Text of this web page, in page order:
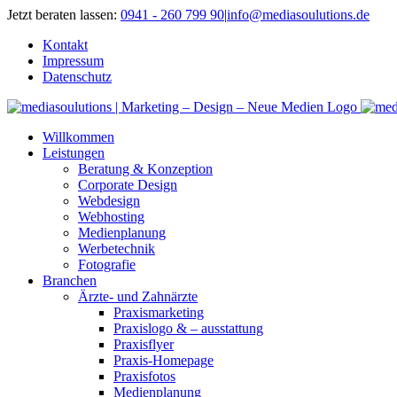
Zum
springen
Jetzt beraten lassen: 0941 - 260 799 90|info@mediasoulutions.de
Kontakt
Impressum
Datenschutz
Willkommen
Leistungen
Beratung & Konzeption
Corporate Design
Webdesign
Webhosting
Medienplanung
Werbetechnik
Fotografie
Branchen
Ärzte- und Zahnärzte
Praxismarketing
Praxislogo & – ausstattung
Praxisflyer
Praxis-Homepage
Praxisfotos
Medienplanung